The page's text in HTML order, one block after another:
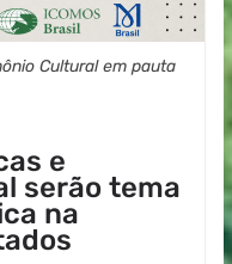
Cultural em pauta
e
serão tema
na